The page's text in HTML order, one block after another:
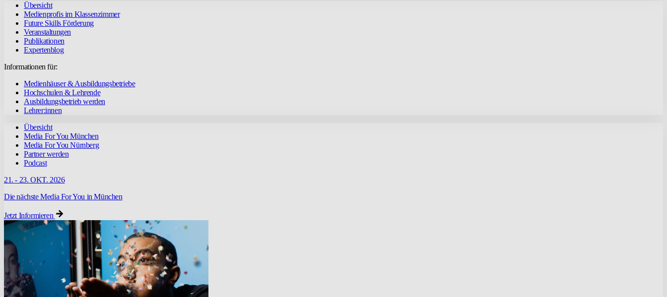
Übersicht
Medienprofis im Klassenzimmer
Future Skills Förderung
Veranstaltungen
Publikationen
Expertenblog
Informationen für:
Medienhäuser & Ausbildungsbetriebe
Hochschulen & Lehrende
Ausbildungsbetrieb werden
Lehrer:innen
Übersicht
Media For You München
Media For You Nürnberg
Partner werden
Podcast
21. - 23. OKT. 2026
Die nächste Media For You in München
Jetzt Informieren